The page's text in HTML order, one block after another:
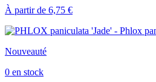
À partir de 6,75 €
Nouveauté
0 en stock